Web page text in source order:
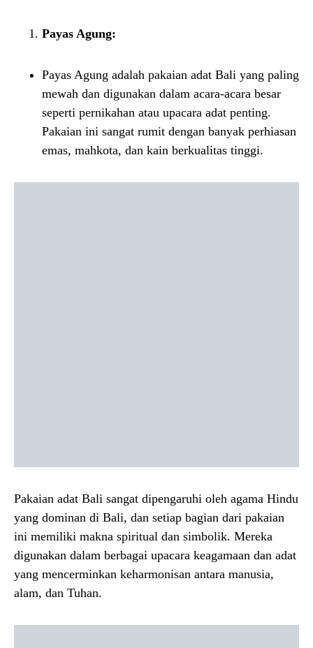
Payas Agung:
Payas Agung adalah pakaian adat Bali yang paling
mewah dan digunakan dalam acara-acara besar
seperti pernikahan atau upacara adat penting.
Pakaian ini sangat rumit dengan banyak perhiasan
emas, mahkota, dan kain berkualitas tinggi.
Pakaian adat Bali sangat dipengaruhi oleh agama Hindu
yang dominan di Bali, dan setiap bagian dari pakaian
ini memiliki makna spiritual dan simbolik. Mereka
digunakan dalam berbagai upacara keagamaan dan adat
yang mencerminkan keharmonisan antara manusia,
alam, dan Tuhan.